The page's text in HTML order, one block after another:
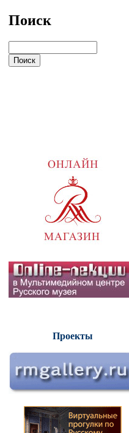
Поиск
Проекты